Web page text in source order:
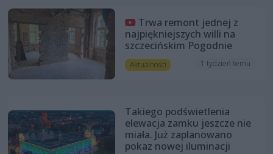
Trwa remont jednej z
najpiękniejszych willi na
szczecińskim Pogodnie
Aktualności 1 tydzień temu
Takiego podświetlenia
elewacja zamku jeszcze nie
miała. Już zaplanowano
pokaz nowej iluminacji